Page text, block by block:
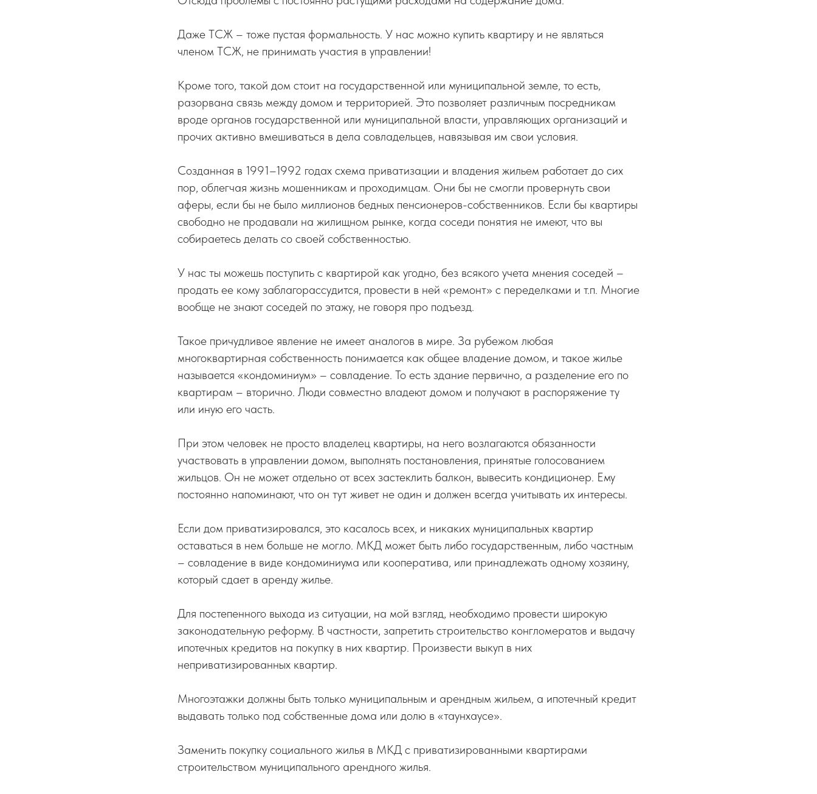
Даже ТСЖ – тоже пустая формальность. У нас можно купить квартиру и не являться
членом ТСЖ, не принимать участия в управлении!
Кроме того, такой дом стоит на государственной или муниципальной земле, то есть,
разорвана связь между домом и территорией. Это позволяет различным посредникам
вроде органов государственной или муниципальной власти, управляющих организаций и
прочих активно вмешиваться в дела совладельцев, навязывая им свои условия.
Созданная в 1991–1992 годах схема приватизации и владения жильем работает до сих
пор, облегчая жизнь мошенникам и проходимцам. Они бы не смогли провернуть свои
аферы, если бы не было миллионов бедных пенсионеров-собственников. Если бы квартиры
свободно не продавали на жилищном рынке, когда соседи понятия не имеют, что вы
собираетесь делать со своей собственностью.
У нас ты можешь поступить с квартирой как угодно, без всякого учета мнения соседей –
продать ее кому заблагорассудится, провести в ней «ремонт» с переделками и т.п. Многие
вообще не знают соседей по этажу, не говоря про подъезд.
Такое причудливое явление не имеет аналогов в мире. За рубежом любая
многоквартирная собственность понимается как общее владение домом, и такое жилье
называется «кондоминиум» – совладение. То есть здание первично, а разделение его по
квартирам – вторично. Люди совместно владеют домом и получают в распоряжение ту
или иную его часть.
При этом человек не просто владелец квартиры, на него возлагаются обязанности
участвовать в управлении домом, выполнять постановления, принятые голосованием
жильцов. Он не может отдельно от всех застеклить балкон, вывесить кондиционер. Ему
постоянно напоминают, что он тут живет не один и должен всегда учитывать их интересы.
Если дом приватизировался, это касалось всех, и никаких муниципальных квартир
оставаться в нем больше не могло. МКД может быть либо государственным, либо частным
– совладение в виде кондоминиума или кооператива, или принадлежать одному хозяину,
который сдает в аренду жилье.
Для постепенного выхода из ситуации, на мой взгляд, необходимо провести широкую
законодательную реформу. В частности, запретить строительство конгломератов и выдачу
ипотечных кредитов на покупку в них квартир. Произвести выкуп в них
неприватизированных квартир.
Многоэтажки должны быть только муниципальным и арендным жильем, а ипотечный кредит
выдавать только под собственные дома или долю в «таунхаусе».
Заменить покупку социального жилья в МКД с приватизированными квартирами
строительством муниципального арендного жилья.